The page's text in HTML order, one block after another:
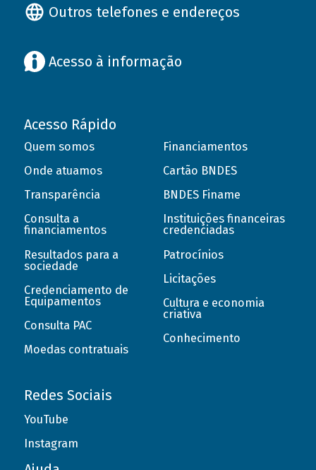
Outros telefones e endereços
Acesso à informação
Acesso Rápido
Quem somos
Onde atuamos
Transparência
Consulta a
financiamentos
Resultados para a
sociedade
Credenciamento de
Equipamentos
Consulta PAC
Moedas contratuais
Financiamentos
Cartão BNDES
BNDES Finame
Instituições financeiras
credenciadas
Patrocínios
Licitações
Cultura e economia
criativa
Conhecimento
Redes Sociais
YouTube
Instagram